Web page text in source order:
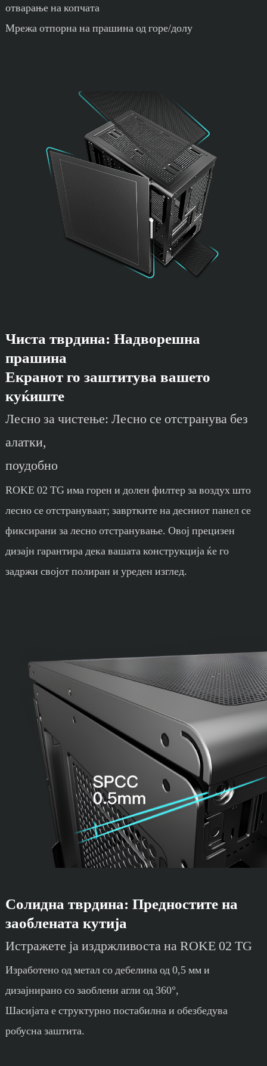
отварање на копчата
Мрежа отпорна на прашина од горе/долу
Чиста тврдина: Надворешна
прашина
Екранот го заштитува вашето
куќиште
Лесно за чистење: Лесно се отстранува без
алатки,
поудобно
ROKE 02 TG има горен и долен филтер за воздух што
лесно се отстрануваат; завртките на десниот панел се
фиксирани за лесно отстранување. Овој прецизен
дизајн гарантира дека вашата конструкција ќе го
задржи својот полиран и уреден изглед.
Солидна тврдина: Предностите на
заоблената кутија
Истражете ја издржливоста на ROKE 02 TG
Изработено од метал со дебелина од 0,5 мм и
дизајнирано со заоблени агли од 360°,
Шасијата е структурно постабилна и обезбедува
робусна заштита.